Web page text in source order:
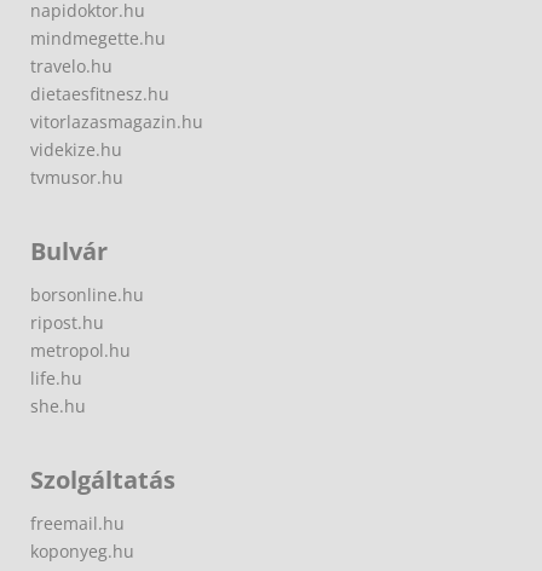
napidoktor.hu
mindmegette.hu
travelo.hu
dietaesfitnesz.hu
vitorlazasmagazin.hu
videkize.hu
tvmusor.hu
Bulvár
borsonline.hu
ripost.hu
metropol.hu
life.hu
she.hu
Szolgáltatás
freemail.hu
koponyeg.hu